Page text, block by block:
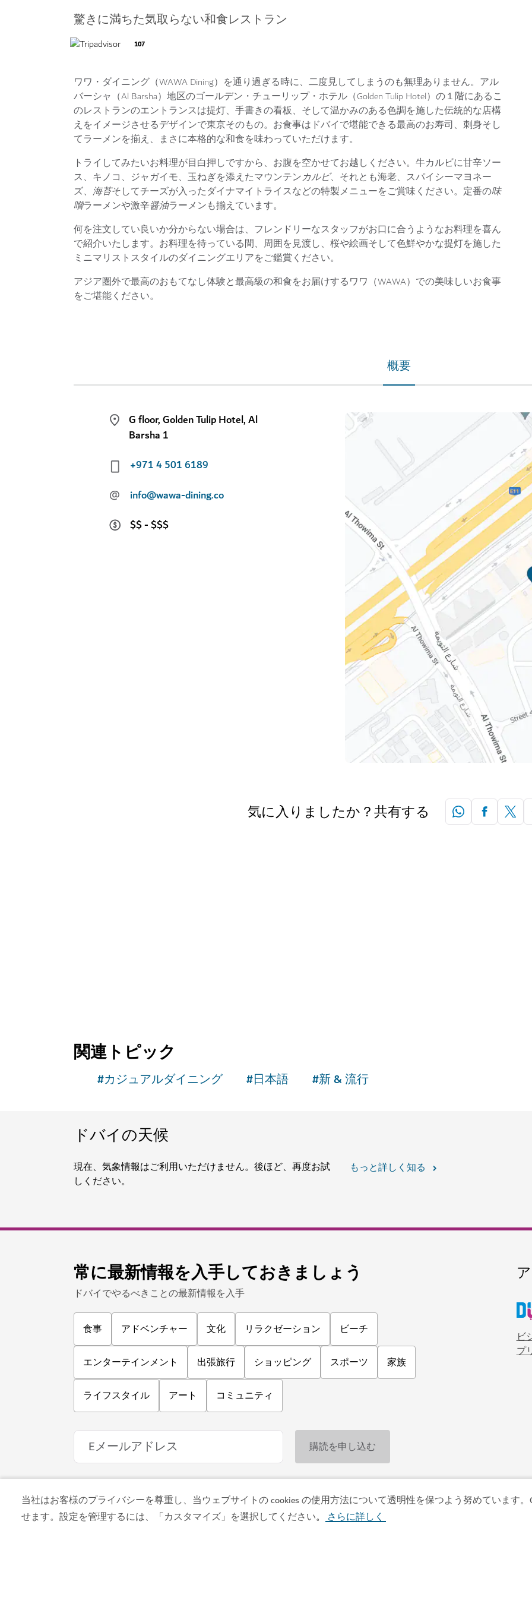
当社はお客様のプライバシーを尊重し、当ウェブサイトの cookies の使用方法について透明性を保つよう努めています
せます。設定を管理するには、「カスタマイズ」を選択してください。 さらに詳しく
驚きに満ちた気取らない和食レストラン
107
ワワ・ダイニング（WAWA Dining）を通り過ぎる時に、二度見してしまうのも無理ありません。アル
バーシャ（Al Barsha）地区のゴールデン・チューリップ・ホテル（Golden Tulip Hotel）の１階にあるこ
のレストランのエントランスは提灯、手書きの看板、そして温かみのある色調を施した伝統的な店構
えをイメージさせるデザインで東京そのもの。お食事はドバイで堪能できる最高のお寿司、刺身そし
てラーメンを揃え、まさに本格的な和食を味わっていただけます。
トライしてみたいお料理が目白押しですから、お腹を空かせてお越しください。牛カルビに甘辛ソー
ス、キノコ、ジャガイモ、玉ねぎを添えたマウンテンカルビ、それとも海老、スパイシーマヨネー
ズ、 海苔そしてチーズが入ったダイナマイトライスなどの特製メニューをご賞味ください。定番の味
噌ラーメンや激辛醤油ラーメンも揃えています。
何を注文してい良いか分からない場合は、フレンドリーなスタッフがお口に合うようなお料理を喜ん
で紹介いたします。お料理を待っている間、周囲を見渡し、桜や絵画そして色鮮やかな提灯を施した
ミニマリストスタイルのダイニングエリアをご鑑賞ください。
アジア圏外で最高のおもてなし体験と最高級の和食をお届けするワワ（WAWA）での美味しいお食事
をご堪能ください。
概要
G floor, Golden Tulip Hotel, Al
Barsha 1
+971 4 501 6189
@
info@wawa-dining.co
$$ - $$$
気に入りましたか？共有する
ドバイのウェルネス
ロンジェヴィティ・ハブ・バイ・クリニーク・ラ・プ
ホテル＆宿泊施設